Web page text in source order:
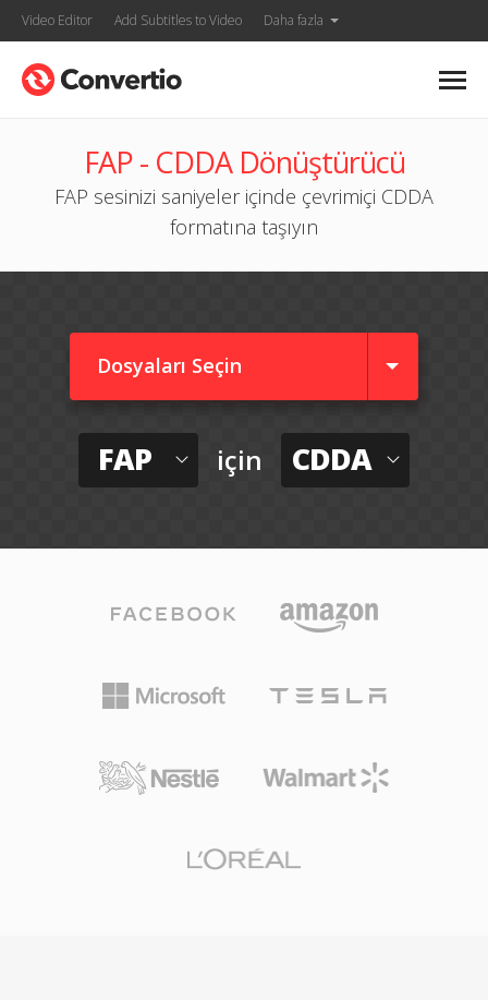
Video Editor Add Subtitles to Video Daha fazla
FAP - CDDA Dönüştürücü
FAP sesinizi saniyeler içinde çevrimiçi CDDA
formatına taşıyın
Dosyaları Seçin
FAP için CDDA